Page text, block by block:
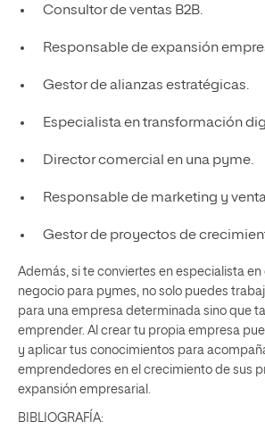
Consultor de ventas B2B.
Responsable de expansión
Gestor de alianzas estratégicas.
Especialista en transformación
Director comercial en una pyme.
Responsable de marketing y
Gestor de proyectos de
Además, si te conviertes en especialista
negocio para pymes, no solo puedes
para una empresa determinada sino que
emprender. Al crear tu propia empresa
y aplicar tus conocimientos para
emprendedores en el crecimiento de sus
expansión empresarial.
BIBLIOGRAFÍA: